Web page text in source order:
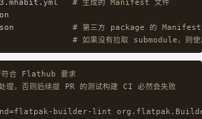
# 生成的 Manifest 文件
# 第三方 package 的 Manifest
# 如果没有拉取 submodule
合 Flathub 要求
理，否则后续提 PR 的测试构建 CI 必然会失败
builder-lint